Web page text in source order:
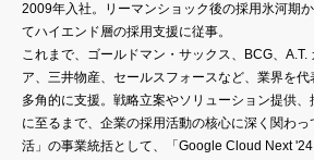
2009年入社。リーマンショック後の採用氷河期
てハイエンド層の採用支援に従事。
これまで、ゴールドマン・サックス、BCG、A.T.
ア、三井物産、セールスフォースなど、業界を
多角的に支援。戦略立案やソリューション提供
に至るまで、企業の採用活動の核心に深く関わ
活」の事業統括として、「Google Cloud Next